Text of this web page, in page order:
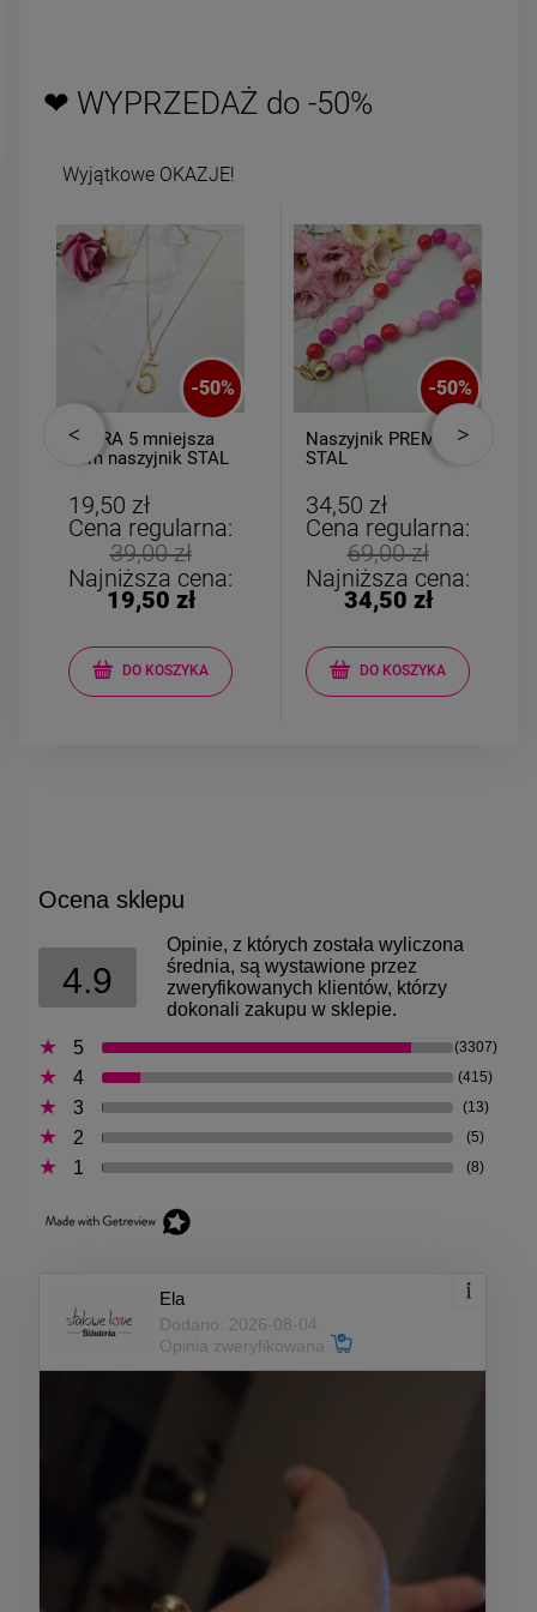
Bransoletka srebrna STAL
CHIRURGICZNA
modułowa czarne
koniczyny kryształki
79,00 zł
Bransoletka
CHIRURGICZNA
cyrkonie
DO KOSZYKA
❤ WYPRZEDAŻ do -50%
Wyjątkowe OKAZJE!
-50%
CYFRA 5 mniejsza
2cm naszyjnik STAL
19,50 zł
Cena regularna:
39,00 zł
Najniższa cena:
19,50 zł
DO KOSZYKA
-50%
Naszyjnik PREMIUM
STAL
kulki kolorowe
34,50 zł
Cena regularna:
69,00 zł
Najniższa cena:
34,50 zł
DO KOSZYKA
Ocena sklepu
4.9
Opinie, z których została wyliczona
średnia, są wystawione przez
zweryfikowanych klientów, którzy
dokonali zakupu w sklepie.
5
(3307)
4 (415)
3 (13)
2 (5)
1 (8)
Ela
Dodano: 2026-08-04
Opinia zweryfikowana